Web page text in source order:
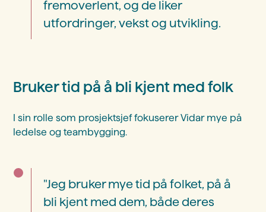
fremoverlent, og de liker
utfordringer, vekst og utvikling.
Bruker tid på å bli kjent med folk
I sin rolle som prosjektsjef fokuserer Vidar mye på
ledelse og teambygging.
"Jeg bruker mye tid på folket, på å
bli kjent med dem, både deres